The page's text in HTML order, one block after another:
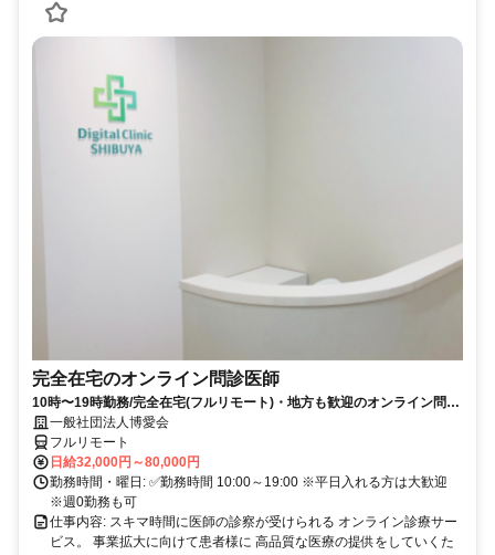
完全在宅のオンライン問診医師
10時〜19時勤務/完全在宅(フルリモート)・地方も歓迎のオンライン問診
業務一般社団法人博愛会
フルリモート
日給32,000円～80,000円
勤務時間・曜日: ✅勤務時間 10:00～19:00 ※平日入れる方は大歓迎
※週0勤務も可
仕事内容: スキマ時間に医師の診察が受けられる オンライン診療サー
ビス。 事業拡大に向けて患者様に 高品質な医療の提供をしていくた